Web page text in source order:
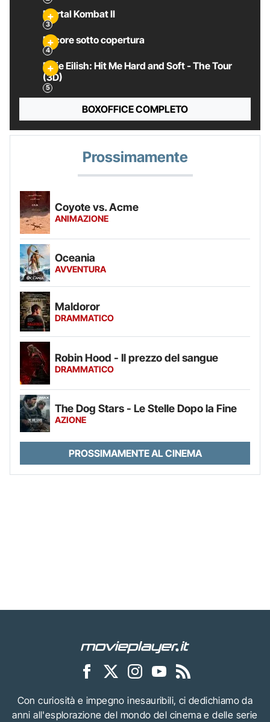
Mortal Kombat II
Pecore sotto copertura
Billie Eilish: Hit Me Hard and Soft - The Tour
(3D)
BOXOFFICE COMPLETO
Prossimamente
Coyote vs. Acme
ANIMAZIONE
Oceania
AVVENTURA
Maldoror
DRAMMATICO
Robin Hood - Il prezzo del sangue
DRAMMATICO
The Dog Stars - Le Stelle Dopo la Fine
AZIONE
PROSSIMAMENTE AL CINEMA
Con curiosità e impegno inesauribili, ci dedichiamo da
anni all'esplorazione del mondo del cinema e delle serie